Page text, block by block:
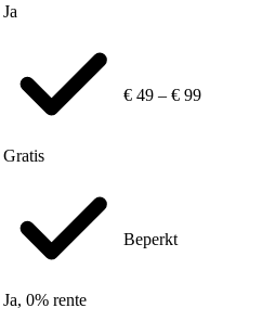
Ja
Gratis
€ 49 – € 99
Ja, 0% rente
Beperkt